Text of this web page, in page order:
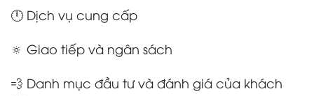
🕛 Dịch vụ cung cấp
🔅 Giao tiếp và ngân sách
💨 Danh mục đầu tư và đánh giá của khách